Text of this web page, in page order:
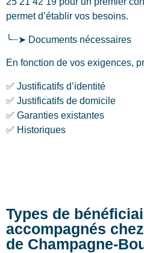
permet d’établir vos besoins.
╰┈➤ Documents nécessaires
En fonction de vos exigences,
✅ Justificatifs d’identité
✅ Justificatifs de domicile
✅ Garanties existantes
✅ Historiques
Types de
accompagnés
de Champagne-